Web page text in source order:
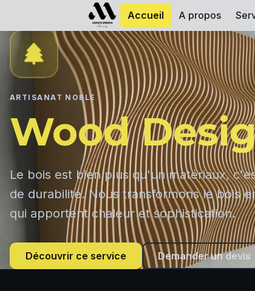
Accueil A propos
ARTISANAT NOBLE
Wood
Le bois est bien plus qu'un matériaux,
de durabilité. Nous transformons le bois
qui apportent chaleur et sophistication.
Découvrir ce service Demander un devis